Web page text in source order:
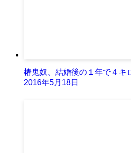
椿鬼奴、結婚後の１年で４キ
2016年5月18日